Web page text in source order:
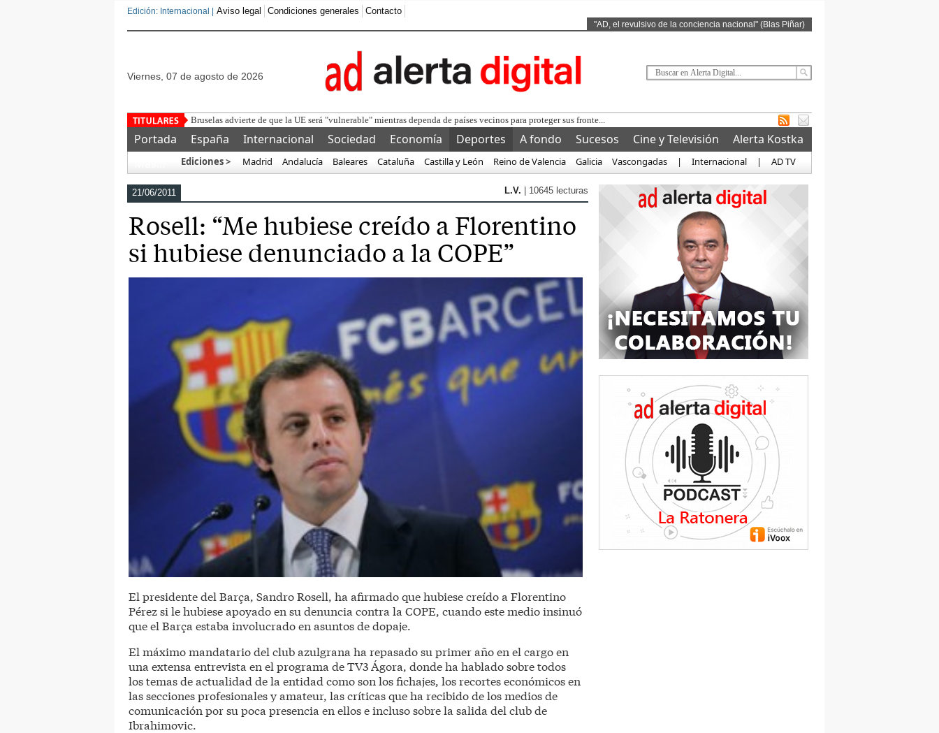
Edición: Internacional | Aviso legal Condiciones generales Contacto
"AD, el revulsivo de la conciencia nacional" (Blas Piñar)
viernes, 07 de agosto de 2026
Detenido u
Portada España Internacional Sociedad Economía Deportes A fondo Sucesos Cine y Televisión
Alerta Kostka
Ediciones > Madrid Andalucía Baleares Cataluña Castilla y León Reino de Valencia Galicia Vascongadas | Internacional | AD TV
21/06/2011 L.V. | 10645 lecturas
Rosell: “Me hubiese creído a Florentino
si hubiese denunciado a la COPE”
El presidente del Barça, Sandro Rosell, ha afirmado que hubiese creído a Florentino
Pérez si le hubiese apoyado en su denuncia contra la COPE, cuando este medio insinuó
que el Barça estaba involucrado en asuntos de dopaje.
El máximo mandatario del club azulgrana ha repasado su primer año en el cargo en
una extensa entrevista en el programa de TV3 Ágora, donde ha hablado sobre todos
los temas de actualidad de la entidad como son los fichajes, los recortes económicos en
las secciones profesionales y amateur, las críticas que ha recibido de los medios de
comunicación por su poca presencia en ellos e incluso sobre la salida del club de
Ibrahimovic.